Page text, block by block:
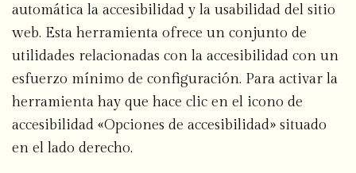
automática la accesibilidad y la usabilidad del sitio
web. Esta herramienta ofrece un conjunto de
utilidades relacionadas con la accesibilidad con un
esfuerzo mínimo de configuración. Para activar la
herramienta hay que hace clic en el icono de
accesibilidad «Opciones de accesibilidad» situado
en el lado derecho.